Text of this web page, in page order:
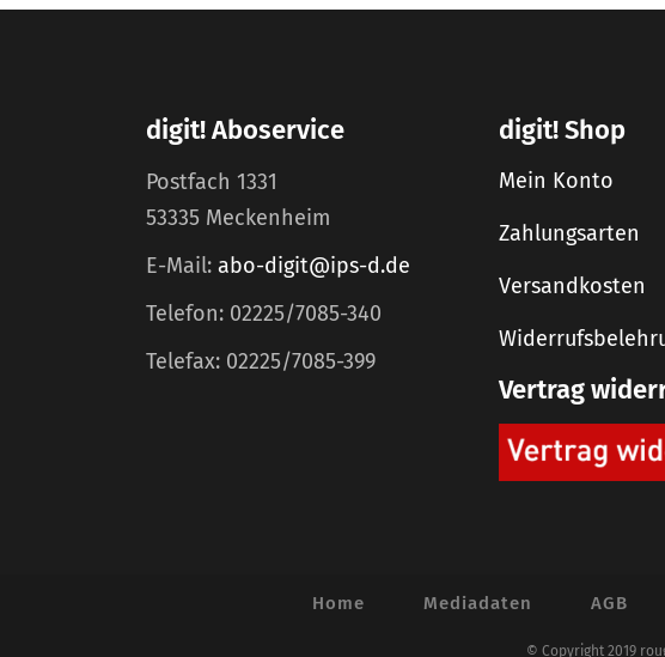
digit! Aboservice
Postfach 1331
53335 Meckenheim
E-Mail: abo-digit@ips-d.de
Telefon: 02225/7085-340
Telefax: 02225/7085-399
digit! Shop
Mein Konto
Zahlungsarten
Versandkosten
Vertrag
Home Mediadaten AGB
© Copyright 2019